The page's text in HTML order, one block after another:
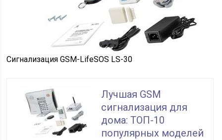
Сигнализация GSM-LifeSOS LS-30
Лучшая GSM
сигнализация для
дома: ТОП-10
популярных моделей